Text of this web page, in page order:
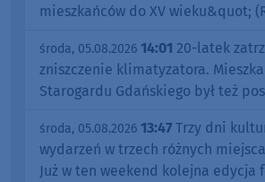
mieszkańców do XV wieku&quot;
środa, 05.08.2026 14:01 20-latek
zniszczenie klimatyzatora.
Starogardu Gdańskiego był też
środa, 05.08.2026 13:47 Trzy dni
wydarzeń w trzech różnych
Już w ten weekend kolejna edycja